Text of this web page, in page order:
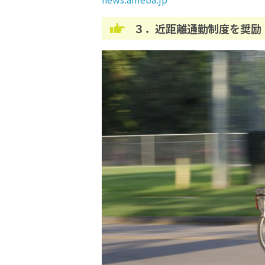
３．近距離通勤制度を奨励